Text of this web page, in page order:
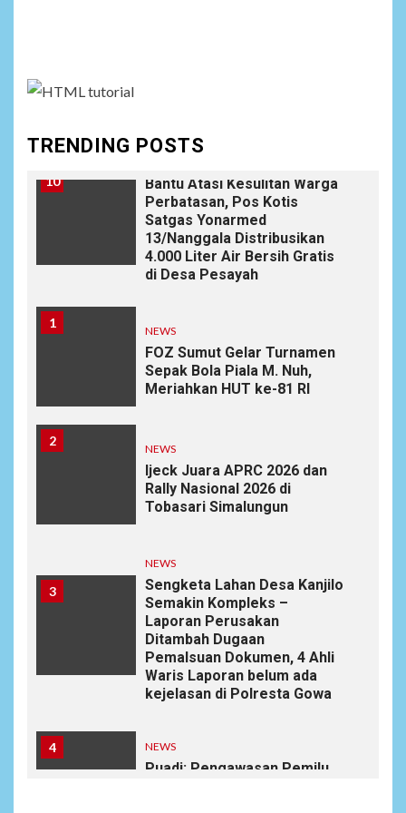
TRENDING POSTS
10
Bantu Atasi Kesulitan Warga
Perbatasan, Pos Kotis
Satgas Yonarmed
13/Nanggala Distribusikan
4.000 Liter Air Bersih Gratis
di Desa Pesayah
1
NEWS
FOZ Sumut Gelar Turnamen
Sepak Bola Piala M. Nuh,
Meriahkan HUT ke-81 RI
2
NEWS
Ijeck Juara APRC 2026 dan
Rally Nasional 2026 di
Tobasari Simalungun
3
NEWS
Sengketa Lahan Desa Kanjilo
Semakin Kompleks –
Laporan Perusakan
Ditambah Dugaan
Pemalsuan Dokumen, 4 Ahli
Waris Laporan belum ada
kejelasan di Polresta Gowa
4 NEWS
Puadi: Pengawasan Pemilu